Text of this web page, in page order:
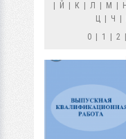
Й К Л М Н
Ц
Ч
0
1 2